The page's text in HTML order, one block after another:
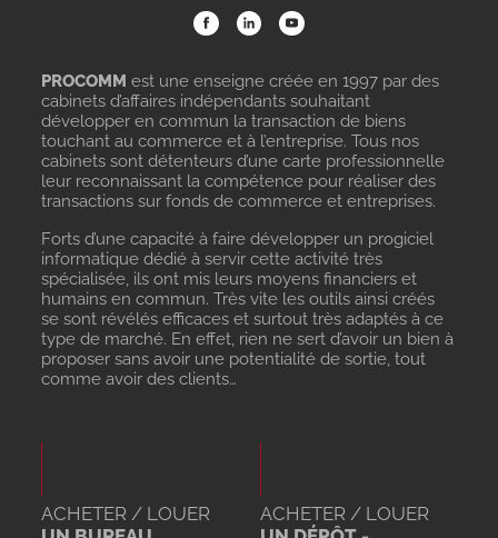
PROCOMM est une enseigne créée en 1997 par des
cabinets d’affaires indépendants souhaitant
développer en commun la transaction de biens
touchant au commerce et à l’entreprise. Tous nos
cabinets sont détenteurs d’une carte professionnelle
leur reconnaissant la compétence pour réaliser des
transactions sur fonds de commerce et entreprises.
Forts d’une capacité à faire développer un progiciel
informatique dédié à servir cette activité très
spécialisée, ils ont mis leurs moyens financiers et
humains en commun. Très vite les outils ainsi créés
se sont révélés efficaces et surtout très adaptés à ce
type de marché. En effet, rien ne sert d’avoir un bien à
proposer sans avoir une potentialité de sortie, tout
comme avoir des clients…
ACHETER / LOUER
ACHETER / LOUER